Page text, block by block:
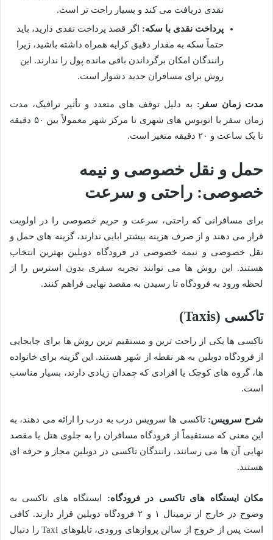
نقدی دریافت می کند و بسیار راحت تر است.
پرداخت نقدی با سکه: اگر قصد پرداخت نقدی دارید، باید
حتماً سکه به مقدار دقیق کرایه همراه داشته باشید، زیرا
رانندگان امکان برگرداندن باقی مانده پول را ندارند. این
روش برای مسافران جدید دشوار است.
مدت زمان سفر: به دلیل توقف های متعدد و تأثیر ترافیک، مدت
زمان سفر با اتوبوس های شهری تا مرکز شهر معمولاً بین ۵۰ دقیقه
تا یک ساعت و ۲۰ دقیقه متغیر است.
حمل و نقل خصوصی و نیمه
خصوصی: راحتی و سرعت
برای مسافرانی که راحتی، سرعت و حریم خصوصی را در اولویت
قرار می دهند و از صرف هزینه بیشتر ابایی ندارند، گزینه های حمل و
نقل خصوصی و نیمه خصوصی در فرودگاه دوبلین بهترین انتخاب
هستند. این روش ها می توانند تجربه سفری بدون استرس را از
لحظه ورود به فرودگاه تا رسیدن به مقصد نهایی فراهم کنند.
تاکسی (Taxis)
تاکسی ها یکی از راحت ترین و مستقیم ترین روش ها برای جابجایی
از فرودگاه دوبلین به هر نقطه از شهر هستند. این گزینه برای خانواده
ها، گروه های کوچک یا افرادی که چمدان زیادی دارند، بسیار مناسب
است.
شرح سرویس: تاکسی ها سرویس درب به درب را ارائه می دهند، به
این معنی که مستقیماً از فرودگاه مسافران را به جلوی هتل یا مقصد
نهایی آن ها می رسانند. رانندگان تاکسی در دوبلین مجاز و حرفه ای
هستند.
مکان ایستگاه های تاکسی در فرودگاه: ایستگاه های تاکسی به
وضوح در خارج از ترمینال ۱ و ۲ فرودگاه دوبلین قرار دارند. کافی
است پس از خروج از سالن پروازهای ورودی، تابلوهای Taxi را دنبال